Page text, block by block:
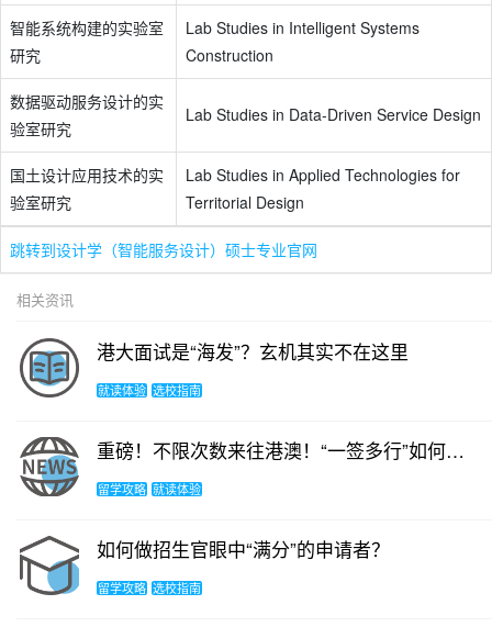
智能系统构建的实验室
研究
Lab Studies in Intelligent Systems
Construction
数据驱动服务设计的实
验室研究
Lab Studies in Data-Driven Service Design
国土设计应用技术的实
验室研究
Lab Studies in Applied Technologies for
Territorial Design
跳转到设计学（智能服务设计）硕士专业官网
相关资讯
港大面试是“海发”？玄机其实不在这里
就读体验 选校指南
重磅！不限次数来往港澳！“一签多行”如何办？
留学攻略 就读体验
如何做招生官眼中“满分”的申请者？
留学攻略 选校指南